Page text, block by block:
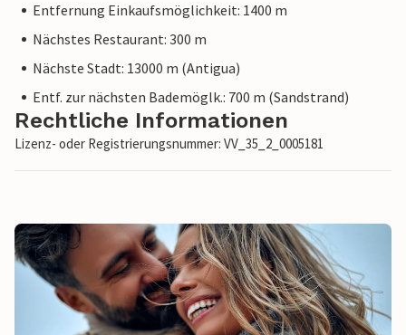
Entfernung Einkaufsmöglichkeit: 1400 m
Nächstes Restaurant: 300 m
Nächste Stadt: 13000 m (Antigua)
Entf. zur nächsten Bademöglk.: 700 m (Sandstrand)
Rechtliche Informationen
Lizenz- oder Registrierungsnummer: VV_35_2_0005181